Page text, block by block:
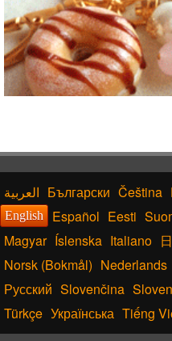
Български Čeština
English Español Eesti
Magyar Íslenska Italiano
Norsk (Bokmål) Nederlands
Русский Slovenčina
Türkçe Українська Tiếng